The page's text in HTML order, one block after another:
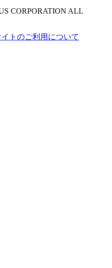
CORPORATION ALL
イトのご利用について